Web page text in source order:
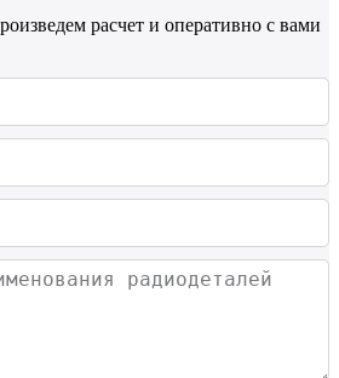
расчет и оперативно с вами